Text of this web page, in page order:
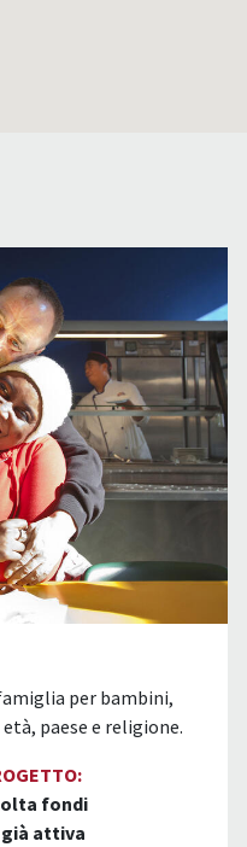
per bambini,
paese e religione.
fondi
già attiva